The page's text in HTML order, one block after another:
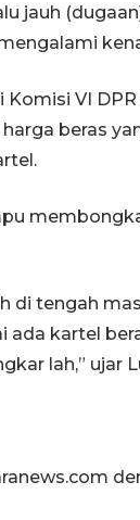
jauh
VI
beras
di tengah
ada kartel
lah,” ujar